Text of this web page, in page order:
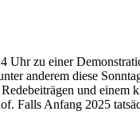
zu einer
anderem diese
und
Falls Anfang 2025